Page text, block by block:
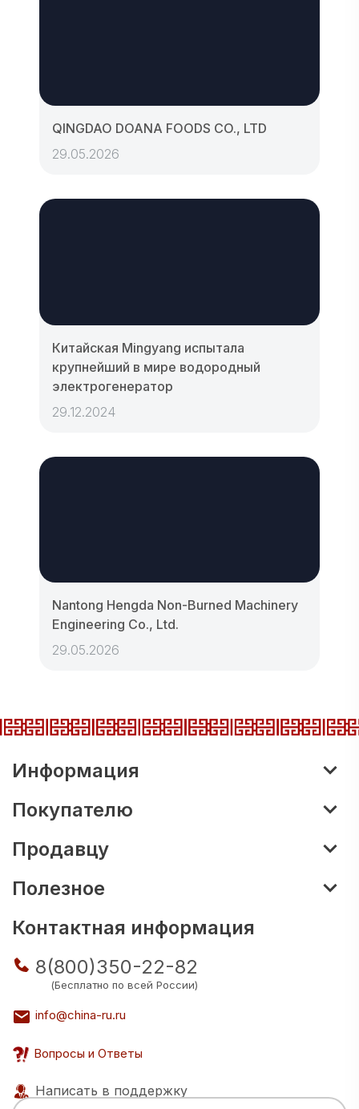
QINGDAO DOANA FOODS CO., LTD
29.05.2026
Китайская Mingyang испытала
крупнейший в мире водородный
электрогенератор
29.12.2024
Nantong Hengda Non-Burned Machinery
Engineering Co., Ltd.
29.05.2026
Информация
Покупателю
Продавцу
Полезное
Контактная информация
8(800)350-22-82
(Бесплатно по всей России)
info@china-ru.ru
Вопросы и Ответы
Написать в поддержку